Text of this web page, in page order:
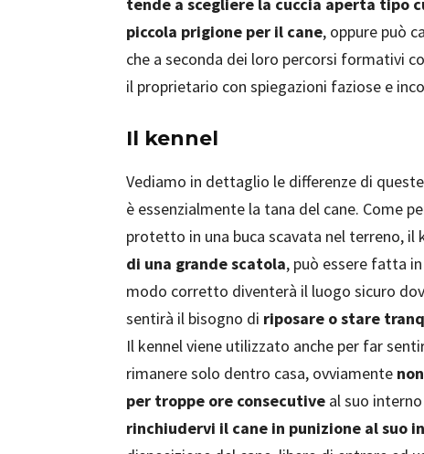
piccola prigione per il cane, oppure può
che a seconda dei loro percorsi formativi
il proprietario con spiegazioni faziose e
Il kennel
Vediamo in dettaglio le differenze di
è essenzialmente la tana del cane. Come
protetto in una buca scavata nel terreno, il
di una grande scatola, può essere fatta
modo corretto diventerà il luogo sicuro
sentirà il bisogno di riposare o stare
Il kennel viene utilizzato anche per far
rimanere solo dentro casa, ovviamente
per troppe ore consecutive al suo
rinchiudervi il cane in punizione al suo